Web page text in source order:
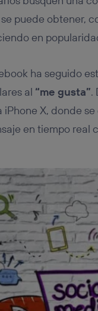
puede obtener,
en
ha seguido
al “me gusta”.
iPhone X, donde
en tiempo real